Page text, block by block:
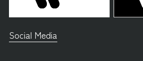
Social Media